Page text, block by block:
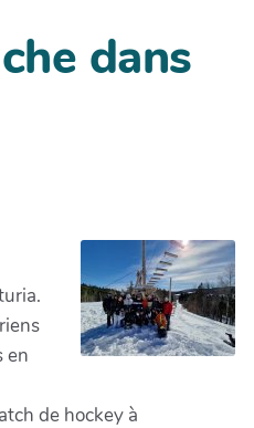
dans
en
de hockey à